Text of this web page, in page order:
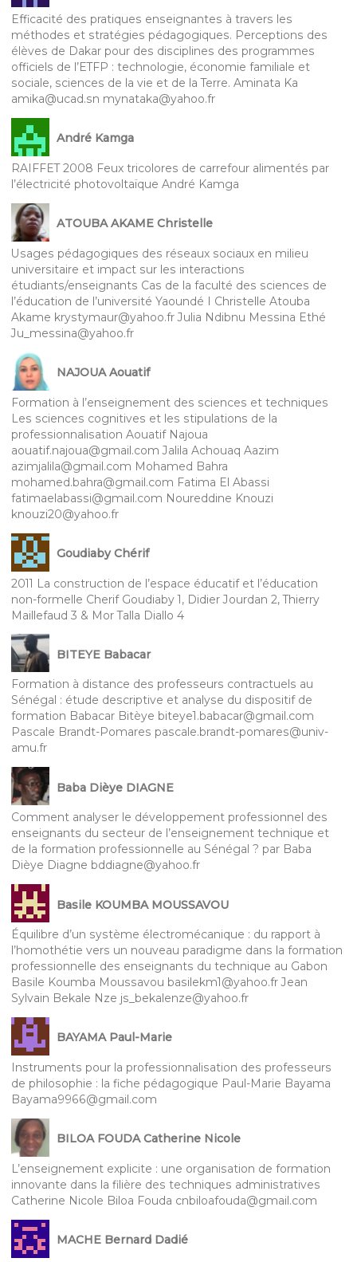
Efficacité des pratiques enseignantes à travers les
méthodes et stratégies pédagogiques. Perceptions des
élèves de Dakar pour des disciplines des programmes
officiels de l’ETFP : technologie, économie familiale et
sociale, sciences de la vie et de la Terre. Aminata Ka
amika@ucad.sn mynataka@yahoo.fr
André Kamga
RAIFFET 2008 Feux tricolores de carrefour alimentés par
l’électricité photovoltaïque André Kamga
ATOUBA AKAME Christelle
Usages pédagogiques des réseaux sociaux en milieu
universitaire et impact sur les interactions
étudiants/enseignants Cas de la faculté des sciences de
l’éducation de l’université Yaoundé I Christelle Atouba
Akame krystymaur@yahoo.fr Julia Ndibnu Messina Ethé
Ju_messina@yahoo.fr
NAJOUA Aouatif
Formation à l’enseignement des sciences et techniques
Les sciences cognitives et les stipulations de la
professionnalisation Aouatif Najoua
aouatif.najoua@gmail.com Jalila Achouaq Aazim
azimjalila@gmail.com Mohamed Bahra
mohamed.bahra@gmail.com Fatima El Abassi
fatimaelabassi@gmail.com Noureddine Knouzi
knouzi20@yahoo.fr
Goudiaby Chérif
2011 La construction de l’espace éducatif et l’éducation
non-formelle Cherif Goudiaby 1, Didier Jourdan 2, Thierry
Maillefaud 3 & Mor Talla Diallo 4
BITEYE Babacar
Formation à distance des professeurs contractuels au
Sénégal : étude descriptive et analyse du dispositif de
formation Babacar Bitèye biteye1.babacar@gmail.com
Pascale Brandt-Pomares pascale.brandt-pomares@univ-
amu.fr
Baba Dièye DIAGNE
Comment analyser le développement professionnel des
enseignants du secteur de l’enseignement technique et
de la formation professionnelle au Sénégal ? par Baba
Dièye Diagne bddiagne@yahoo.fr
Basile KOUMBA MOUSSAVOU
Équilibre d’un système électromécanique : du rapport à
l’homothétie vers un nouveau paradigme dans la formation
professionnelle des enseignants du technique au Gabon
Basile Koumba Moussavou basilekm1@yahoo.fr Jean
Sylvain Bekale Nze js_bekalenze@yahoo.fr
BAYAMA Paul-Marie
Instruments pour la professionnalisation des professeurs
de philosophie : la fiche pédagogique Paul-Marie Bayama
Bayama9966@gmail.com
BILOA FOUDA Catherine Nicole
L’enseignement explicite : une organisation de formation
innovante dans la filière des techniques administratives
Catherine Nicole Biloa Fouda cnbiloafouda@gmail.com
MACHE Bernard Dadié